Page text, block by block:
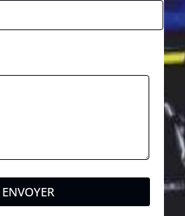
ENVOYER